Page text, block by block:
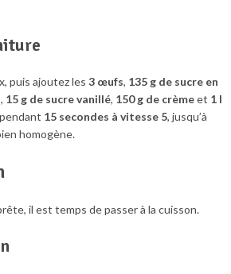
puis ajoutez les 3 œufs, 135 g de sucre en
, 15 g de sucre vanillé, 150 g de crèmeet 1 l
15 secondes à vitesse 5, jusqu’à
homogène.
il est temps de passer à la cuisson.